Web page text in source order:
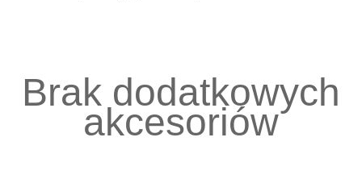
Brak dodatkowych
akcesoriów